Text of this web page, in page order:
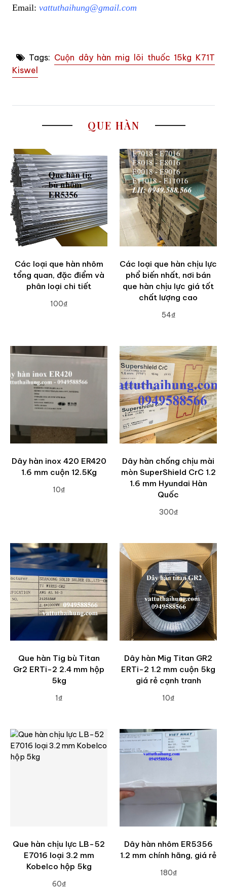
Email: vattuthaihung@gmail.com
Tags: Cuộn dây hàn mig lõi thuốc 15kg K71T
Kiswel
QUE HÀN
Các loại que hàn nhôm
tổng quan, đặc điểm và
phân loại chi tiết
100₫
Các loại que hàn chịu lực
phổ biến nhất, nơi bán
que hàn chịu lực giá tốt
chất lượng cao
54₫
Dây hàn inox 420 ER420
1.6 mm cuộn 12.5Kg
10₫
Dây hàn chống chịu mài
mòn SuperShield CrC 1.2
1.6 mm Hyundai Hàn
Quốc
300₫
Que hàn Tig bù Titan
Gr2 ERTi-2 2.4 mm hộp
5kg
1₫
Dây hàn Mig Titan GR2
ERTi-2 1.2 mm cuộn 5kg
giá rẻ cạnh tranh
10₫
Que hàn chịu lực LB-52
E7016 loại 3.2 mm
Kobelco hộp 5kg
60₫
Dây hàn nhôm ER5356
1.2 mm chính hãng, giá rẻ
180₫